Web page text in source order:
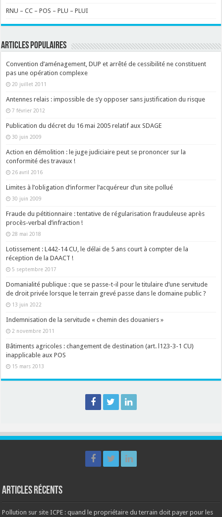
RNU – CC – POS – PLU – PLUI
ARTICLES POPULAIRES
Convention d’aménagement, DUP et arrêté de cessibilité ne constituent
pas une opération complexe
20 juillet 2011
Antennes relais : impossible de s’y opposer sans justification du risque
7 février 2012
Publication du décret du 16 mai 2005 relatif aux SDAGE
30 juin 2009
Action en démolition : le juge judiciaire peut se prononcer sur la
conformité des travaux !
26 avril 2016
Limites à l’obligation d’informer l’acquéreur d’un site pollué
30 juin 2009
Fraude du pétitionnaire : tentative de régularisation frauduleuse après
procès-verbal d’infraction !
28 mai 2018
Lotissement : L442-14 CU, le délai de 5 ans court à compter de la
réception de la DAACT !
5 septembre 2017
Domanialité publique : que se passe-t-il pour le titulaire d’une servitude
de droit privée lorsque le terrain grevé passe dans le domaine public ?
13 juin 2022
Indemnisation de la servitude « chemin des douaniers »
2 novembre 2011
Bâtiments agricoles : changement de destination (art. l123-3-1 CU)
inapplicable aux POS
15 mars 2013
Articles récents
Pollution sur site ICPE : quand le propriétaire du terrain doit payer pour les